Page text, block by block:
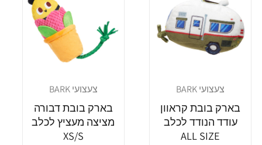
מוֹכֵר:צעצועי BARK
בארק בובת קראוון
עודד הנודד לכלב
ALL SIZE
מוֹכֵר:צעצועי BARK
בארק בובת דבורה
מציצה מעציץ לכלב
XS/S